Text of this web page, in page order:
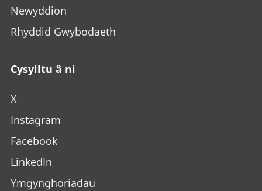
Newyddion
Rhyddid Gwybodaeth
Cysylltu â ni
X
Instagram
Facebook
LinkedIn
Ymgynghoriadau